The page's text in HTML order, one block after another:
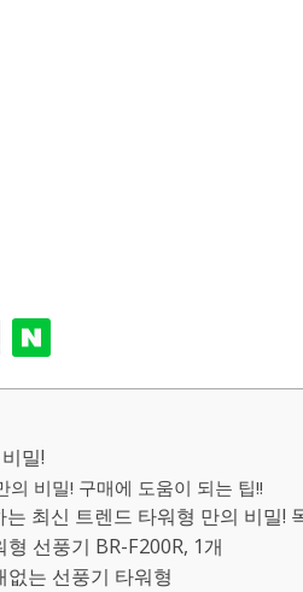
밀!
의 비밀! 구매에 도움이 되는 팁!!
최신 트렌드 타워형 만의 비밀!
선풍기 BR-F200R, 1개
없는 선풍기 타워형